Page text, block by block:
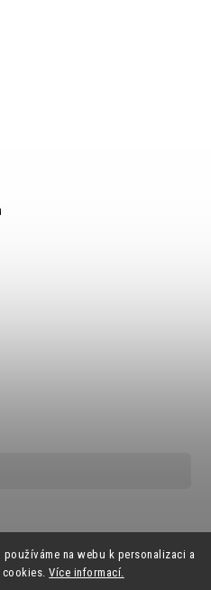
na webu k personalizaci a
cookies.Více informací.